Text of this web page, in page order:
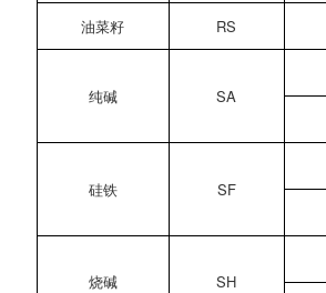
油菜籽 RS
纯碱 SA
硅铁 SF
烧碱 SH